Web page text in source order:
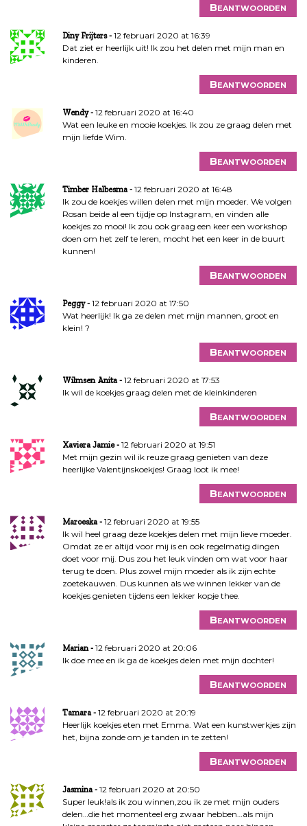
Beantwoorden
Diny Frijters
12 februari 2020 at 16:39
Dat ziet er heerlijk uit! Ik zou het delen met mijn man en
kinderen.
Beantwoorden
Wendy
12 februari 2020 at 16:40
Wat een leuke en mooie koekjes. Ik zou ze graag delen met
mijn liefde Wim.
Beantwoorden
Timber Halbesma
12 februari 2020 at 16:48
Ik zou de koekjes willen delen met mijn moeder. We volgen
Rosan beide al een tijdje op Instagram, en vinden alle
koekjes zo mooi! Ik zou ook graag een keer een workshop
doen om het zelf te leren, mocht het een keer in de buurt
kunnen!
Beantwoorden
Peggy
12 februari 2020 at 17:50
Wat heerlijk! Ik ga ze delen met mijn mannen, groot en
klein! ?
Beantwoorden
Wilmsen Anita
12 februari 2020 at 17:53
Ik wil de koekjes graag delen met de kleinkinderen
Beantwoorden
Xaviera Jamie
12 februari 2020 at 19:51
Met mijn gezin wil ik reuze graag genieten van deze
heerlijke Valentijnskoekjes! Graag loot ik mee!
Beantwoorden
Maroeska
12 februari 2020 at 19:55
Ik wil heel graag deze koekjes delen met mijn lieve moeder.
Omdat ze er altijd voor mij is en ook regelmatig dingen
doet voor mij. Dus zou het leuk vinden om wat voor haar
terug te doen. Plus zowel mijn moeder als ik zijn echte
zoetekauwen. Dus kunnen als we winnen lekker van de
koekjes genieten tijdens een lekker kopje thee.
Beantwoorden
Marian
12 februari 2020 at 20:06
Ik doe mee en ik ga de koekjes delen met mijn dochter!
Beantwoorden
Tamara
12 februari 2020 at 20:19
Heerlijk koekjes eten met Emma. Wat een kunstwerkjes zijn
het, bijna zonde om je tanden in te zetten!
Beantwoorden
Jasmina
12 februari 2020 at 20:50
Super leuk!als ik zou winnen,zou ik ze met mijn ouders
delen…die het momenteel erg zwaar hebben…als mijn